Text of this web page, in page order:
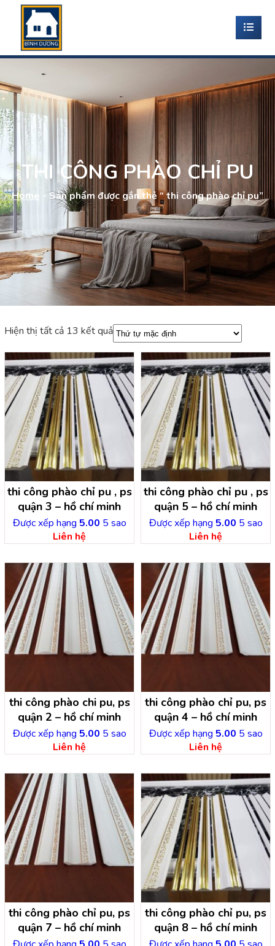
THI CÔNG PHÀO CHỈ PU
Home - Sản phẩm được gắn thẻ “ thi công phào chỉ pu”
Hiện thị tất cả 13 kết quả
thi công phào chỉ pu , ps
quận 3 – hồ chí minh
Được xếp hạng 5.00 5 sao
Liên hệ
thi công phào chỉ pu , ps
quận 5 – hồ chí minh
Được xếp hạng 5.00 5 sao
Liên hệ
thi công phào chi pu, ps
quận 2 – hồ chí minh
Được xếp hạng 5.00 5 sao
Liên hệ
thi công phào chỉ pu, ps
quận 4 – hồ chí minh
Được xếp hạng 5.00 5 sao
Liên hệ
thi công phào chỉ pu, ps
quận 7 – hồ chí minh
thi công phào chỉ pu, ps
quận 8 – hồ chí minh